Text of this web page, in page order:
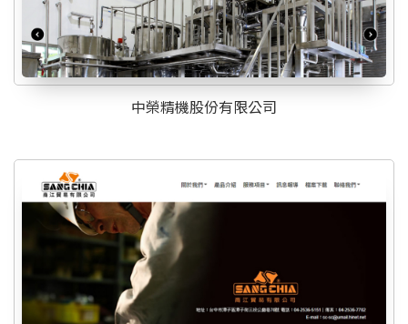
中榮精機股份有限公司